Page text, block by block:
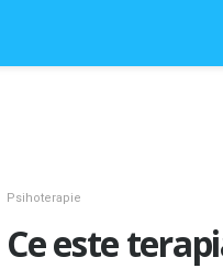
Psihoterapie
Ce este